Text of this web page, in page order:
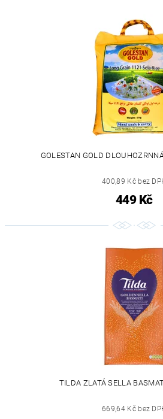
GOLESTAN GOLD
400,89 Kč bez
449 Kč
TILDA ZLATÁ SELLA
669,64 Kč bez